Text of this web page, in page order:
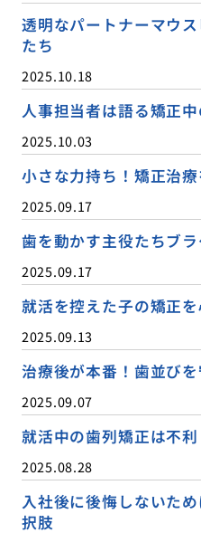
透明なパートナーマウ
たち
2025.10.18
人事担当者は語る矯正
2025.10.03
小さな力持ち！矯正治
2025.09.17
歯を動かす主役たちブ
2025.09.17
就活を控えた子の矯正
2025.09.13
治療後が本番！歯並び
2025.09.07
就活中の歯列矯正は不
2025.08.28
入社後に後悔しないた
択肢